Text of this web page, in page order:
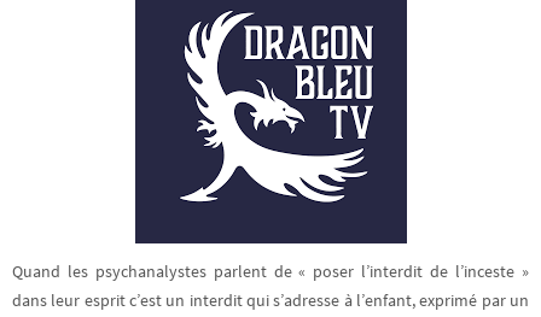
Quand les psychanalystes parlent de « poser l’interdit de l’inceste »
dans leur esprit c’est un interdit qui s’adresse à l’enfant, exprimé par un